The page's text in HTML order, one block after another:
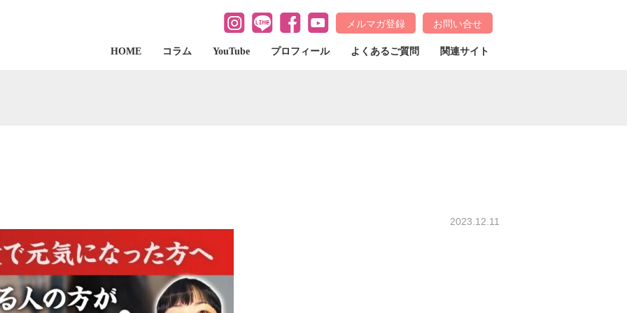
メルマガ登録 お問い合せ
HOME コラム YouTube プロフィール よくあるご質問 関連サイト
2023.12.11